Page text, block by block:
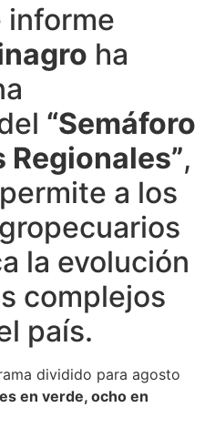
informe
ha
“Semáforo
Regionales”,
a los
la evolución
complejos
país.
dividido para agosto
en verde, ocho en